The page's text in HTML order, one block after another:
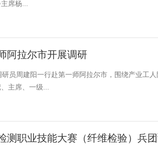
席杨...
阿拉尔市开展调研
员周建阳一行赴第一师阿拉尔市，围绕产业工人
主席、一级...
职业技能大赛（纤维检验）兵